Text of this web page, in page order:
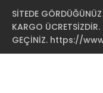
SİTEDE
KARGO ÜCRETSİZDİR.
GEÇİNİZ. https://